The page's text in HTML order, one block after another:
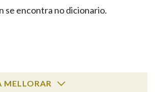
FIGURAS HOMENAXEADAS
PORTAL DAS PALABRAS
se encontra no dicionario.
MELLORAR